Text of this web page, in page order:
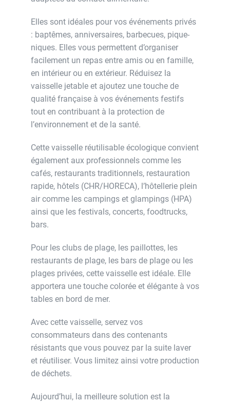
Elles sont idéales pour vos événements privés
: baptêmes, anniversaires, barbecues, pique-
niques. Elles vous permettent d’organiser
facilement un repas entre amis ou en famille,
en intérieur ou en extérieur. Réduisez la
vaisselle jetable et ajoutez une touche de
qualité française à vos événements festifs
tout en contribuant à la protection de
l’environnement et de la santé.
Cette vaisselle réutilisable écologique convient
également aux professionnels comme les
cafés, restaurants traditionnels, restauration
rapide, hôtels (CHR/HORECA), l’hôtellerie plein
air comme les campings et glampings (HPA)
ainsi que les festivals, concerts, foodtrucks,
bars.
Pour les clubs de plage, les paillottes, les
restaurants de plage, les bars de plage ou les
plages privées, cette vaisselle est idéale. Elle
apportera une touche colorée et élégante à vos
tables en bord de mer.
Avec cette vaisselle, servez vos
consommateurs dans des contenants
résistants que vous pouvez par la suite laver
et réutiliser. Vous limitez ainsi votre production
de déchets.
Aujourd’hui, la meilleure solution est la